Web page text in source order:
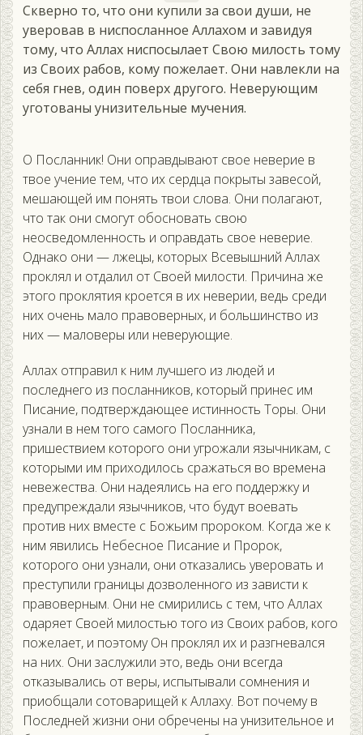
Скверно то, что они купили за свои души, не
уверовав в ниспосланное Аллахом и завидуя
тому, что Аллах ниспосылает Свою милость тому
из Своих рабов, кому пожелает. Они навлекли на
себя гнев, один поверх другого. Неверующим
уготованы унизительные мучения.
О Посланник! Они оправдывают свое неверие в
твое учение тем, что их сердца покрыты завесой,
мешающей им понять твои слова. Они полагают,
что так они смогут обосновать свою
неосведомленность и оправдать свое неверие.
Однако они — лжецы, которых Всевышний Аллах
проклял и отдалил от Своей милости. Причина же
этого проклятия кроется в их неверии, ведь среди
них очень мало правоверных, и большинство из
них — маловеры или неверующие.
Аллах отправил к ним лучшего из людей и
последнего из посланников, который принес им
Писание, подтверждающее истинность Торы. Они
узнали в нем того самого Посланника,
пришествием которого они угрожали язычникам, с
которыми им приходилось сражаться во времена
невежества. Они надеялись на его поддержку и
предупреждали язычников, что будут воевать
против них вместе с Божьим пророком. Когда же к
ним явились Небесное Писание и Пророк,
которого они узнали, они отказались уверовать и
преступили границы дозволенного из зависти к
правоверным. Они не смирились с тем, что Аллах
одаряет Своей милостью того из Своих рабов, кого
пожелает, и поэтому Он проклял их и разгневался
на них. Они заслужили это, ведь они всегда
отказывались от веры, испытывали сомнения и
приобщали сотоварищей к Аллаху. Вот почему в
Последней жизни они обречены на унизительное и